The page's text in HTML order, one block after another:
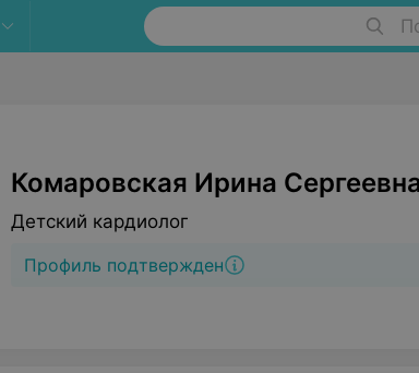
Комаровская Ирина
Детский кардиолог
Профиль подтвержден